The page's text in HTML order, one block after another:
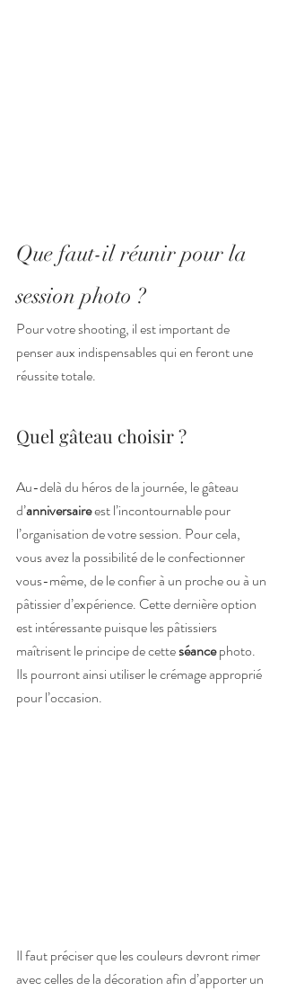
Que faut-il réunir pour la
session photo ?
Pour votre shooting, il est important de
penser aux indispensables qui en feront une
réussite totale.
Quel gâteau choisir ?
Au-delà du héros de la journée, le gâteau
d’anniversaire est l’incontournable pour
l’organisation de votre session. Pour cela,
vous avez la possibilité de le confectionner
vous-même, de le confier à un proche ou à un
pâtissier d’expérience. Cette dernière option
est intéressante puisque les pâtissiers
maîtrisent le principe de cette séance photo.
Ils pourront ainsi utiliser le crémage approprié
pour l’occasion.
Il faut préciser que les couleurs devront rimer
avec celles de la décoration afin d’apporter un